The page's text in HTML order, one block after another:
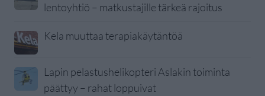
lentoyhtiö – matkustajille tärkeä rajoitus
Kela muuttaa terapiakäytäntöä
Lapin pelastushelikopteri Aslakin toiminta
päättyy – rahat loppuivat